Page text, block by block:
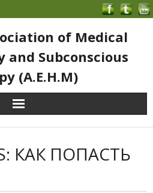
of Medical
and Subconscious
(A.E.H.M)
КАК ПОПАСТЬ